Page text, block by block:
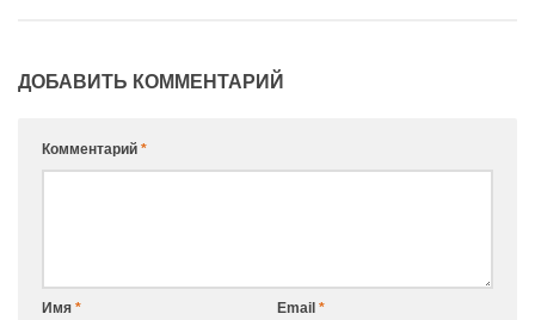
ДОБАВИТЬ КОММЕНТАРИЙ
Комментарий *
Имя * Email *